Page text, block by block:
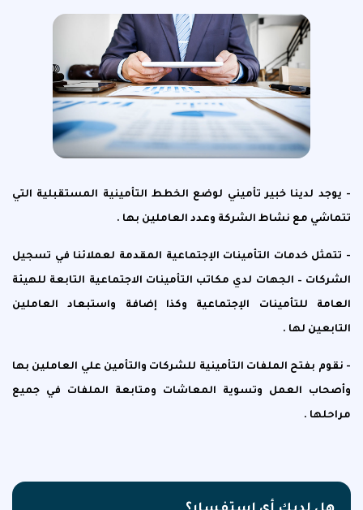
- يوجد لدينا خبير تأميني لوضع الخطط التأمينية المستقبلية التي
تتماشي مع نشاط الشركة وعدد العاملين بها .
- تتمثل خدمات التأمينات الإجتماعية المقدمة لعملائنا في تسجيل
الشركات – الجهات لدي مكاتب التأمينات الاجتماعية التابعة للهيئة
العامة للتأمينات الإجتماعية وكذا إضافة واستبعاد العاملين
التابعين لها .
- نقوم بفتح الملفات التأمينية للشركات والتأمين علي العاملين بها
وأصحاب العمل وتسوية المعاشات ومتابعة الملفات في جميع
مراحلها .